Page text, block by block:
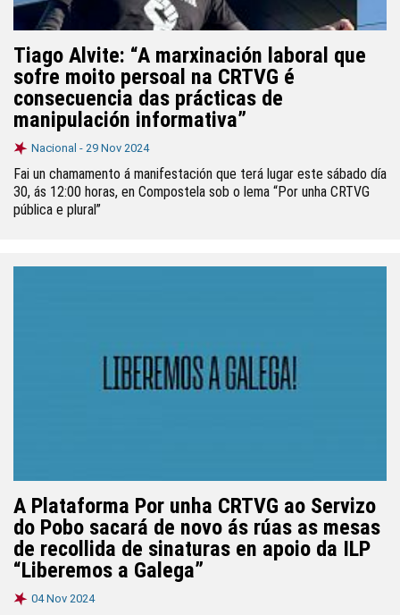
Tiago Alvite: “A marxinación laboral que
sofre moito persoal na CRTVG é
consecuencia das prácticas de
manipulación informativa”
Nacional - 29 Nov 2024
Fai un chamamento á manifestación que terá lugar este sábado día
30, ás 12:00 horas, en Compostela sob o lema “Por unha CRTVG
pública e plural”
A Plataforma Por unha CRTVG ao Servizo
do Pobo sacará de novo ás rúas as mesas
de recollida de sinaturas en apoio da ILP
“Liberemos a Galega”
04 Nov 2024